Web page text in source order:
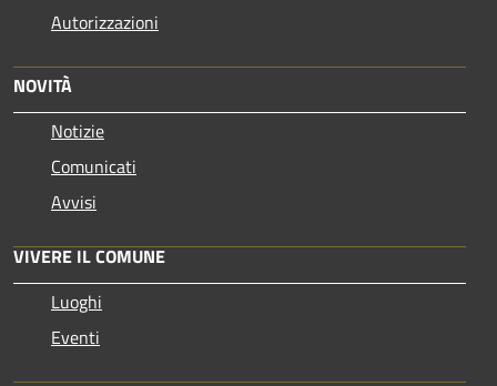
Autorizzazioni
NOVITÀ
Notizie
Comunicati
Avvisi
VIVERE IL COMUNE
Luoghi
Eventi